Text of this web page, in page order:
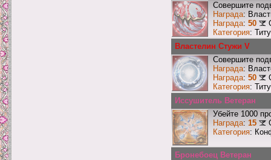
Совершите
Награда:
Награда: 50
Категория:
Властелин Стужи V
Совершите
Награда:
Награда: 50
Категория:
Иссушитель Ветеран
Убейте 1000
Награда: 15
Категория:
Бронебоец Ветеран